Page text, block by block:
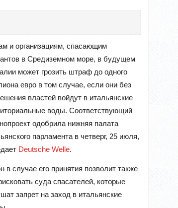
и организациям, спасающим
в Средиземном море, в будущем
может грозить штраф до одного
евро в том случае, если они без
властей войдут в итальянские
воды. Соответствующий
одобрила нижняя палата
парламента в четверг, 25 июля,
Deutsche Welle.
в случае его принятия позволит также
суда спасателей, которые
запрет на заход в итальянские